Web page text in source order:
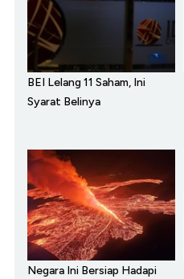
BEI Lelang 11 Saham, Ini
Syarat Belinya
Negara Ini Bersiap Hadapi